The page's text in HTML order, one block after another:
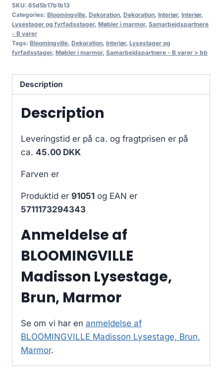
SKU: 65d5b17b1b13
Categories: Bloomingville, Dekoration, Dekoration, Interiør, Interiør,
Lysestager og fyrfadsstager, Møbler i marmor, Samarbejdspartnere
- B varer
Tags: Bloomingville, Dekoration, Interiør, Lysestager og
fyrfadsstager, Møbler i marmor, Samarbejdspartnere - B varer > bb
Description
Description
Leveringstid er på ca. og fragtprisen er på
ca. 45.00 DKK
Farven er
Produktid er 91051 og EAN er
5711173294343
Anmeldelse af
BLOOMINGVILLE
Madisson Lysestage,
Brun, Marmor
Se om vi har en anmeldelse af
BLOOMINGVILLE Madisson Lysestage, Brun,
Marmor.